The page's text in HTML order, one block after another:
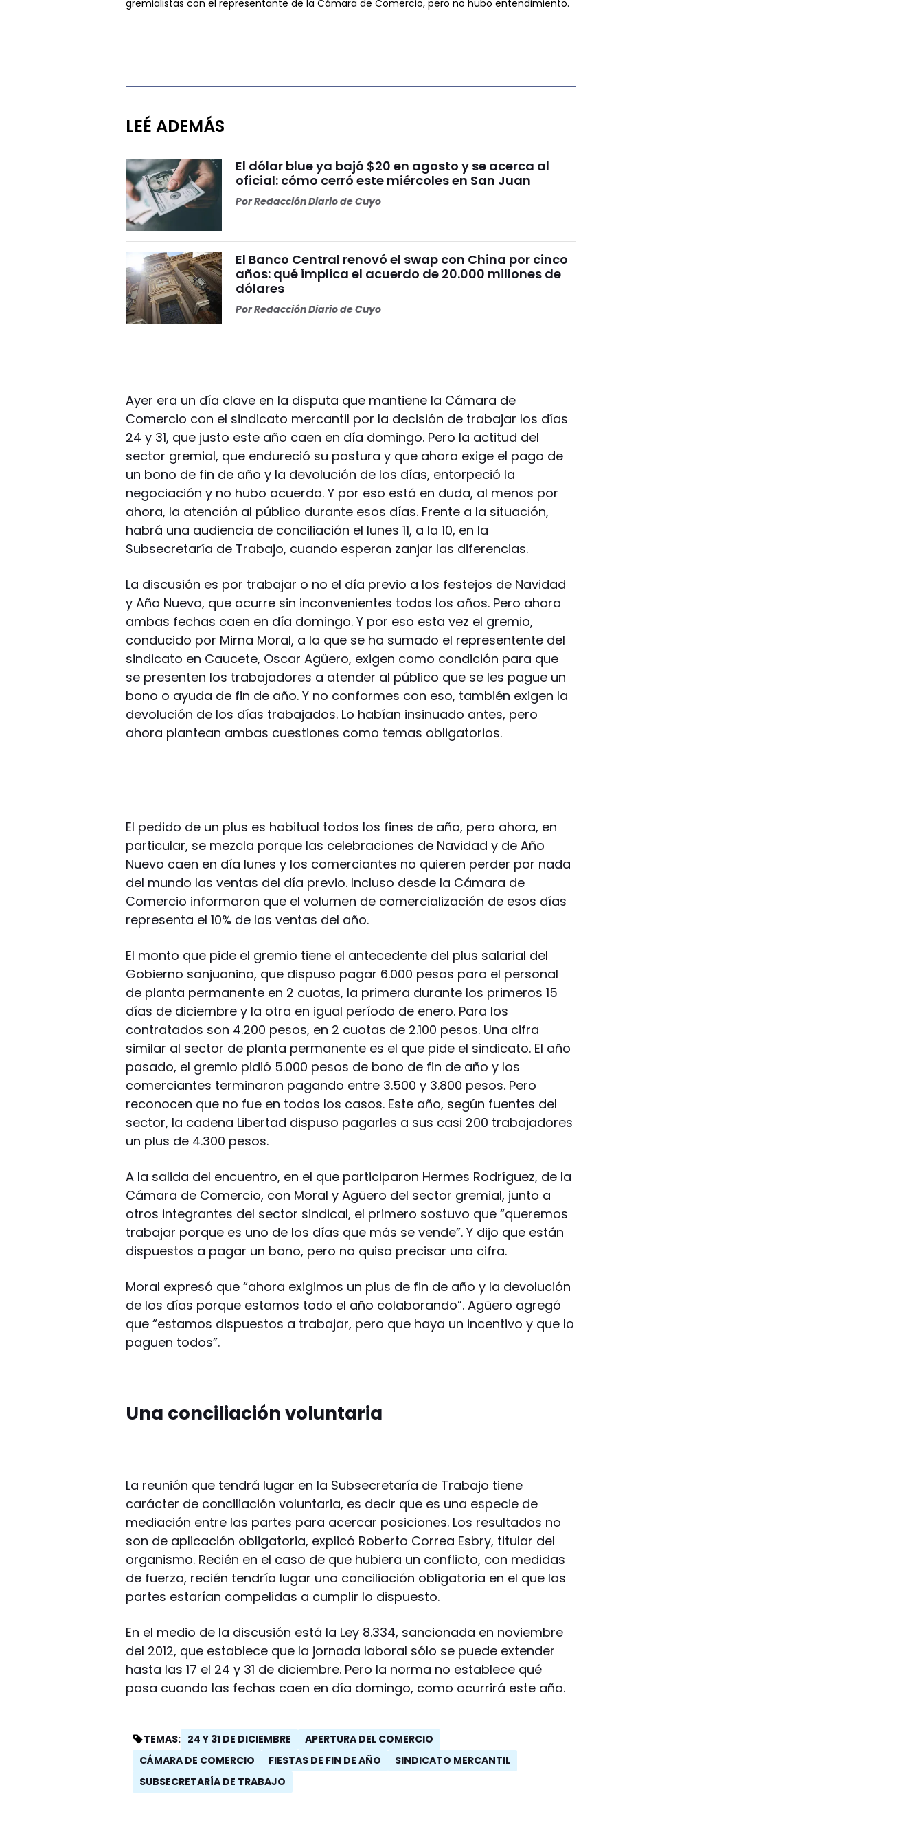
gremialistas con el representante de la Cámara de Comercio, pero no hubo entendimiento.
LEÉ ADEMÁS
El dólar blue ya bajó $20 en agosto y se acerca al
oficial: cómo cerró este miércoles en San Juan
PorRedacción Diario de Cuyo
El Banco Central renovó el swap con China por cinco
años: qué implica el acuerdo de 20.000 millones de
dólares
PorRedacción Diario de Cuyo
Ayer era un día clave en la disputa que mantiene la Cámara de
Comercio con el sindicato mercantil por la decisión de trabajar los días
24 y 31, que justo este año caen en día domingo. Pero la actitud del
sector gremial, que endureció su postura y que ahora exige el pago de
un bono de fin de año y la devolución de los días, entorpeció la
negociación y no hubo acuerdo. Y por eso está en duda, al menos por
ahora, la atención al público durante esos días. Frente a la situación,
habrá una audiencia de conciliación el lunes 11, a la 10, en la
Subsecretaría de Trabajo, cuando esperan zanjar las diferencias.
La discusión es por trabajar o no el día previo a los festejos de Navidad
y Año Nuevo, que ocurre sin inconvenientes todos los años. Pero ahora
ambas fechas caen en día domingo. Y por eso esta vez el gremio,
conducido por Mirna Moral, a la que se ha sumado el representente del
sindicato en Caucete, Oscar Agüero, exigen como condición para que
se presenten los trabajadores a atender al público que se les pague un
bono o ayuda de fin de año. Y no conformes con eso, también exigen la
devolución de los días trabajados. Lo habían insinuado antes, pero
ahora plantean ambas cuestiones como temas obligatorios.
El pedido de un plus es habitual todos los fines de año, pero ahora, en
particular, se mezcla porque las celebraciones de Navidad y de Año
Nuevo caen en día lunes y los comerciantes no quieren perder por nada
del mundo las ventas del día previo. Incluso desde la Cámara de
Comercio informaron que el volumen de comercialización de esos días
representa el 10% de las ventas del año.
El monto que pide el gremio tiene el antecedente del plus salarial del
Gobierno sanjuanino, que dispuso pagar 6.000 pesos para el personal
de planta permanente en 2 cuotas, la primera durante los primeros 15
días de diciembre y la otra en igual período de enero. Para los
contratados son 4.200 pesos, en 2 cuotas de 2.100 pesos. Una cifra
similar al sector de planta permanente es el que pide el sindicato. El año
pasado, el gremio pidió 5.000 pesos de bono de fin de año y los
comerciantes terminaron pagando entre 3.500 y 3.800 pesos. Pero
reconocen que no fue en todos los casos. Este año, según fuentes del
sector, la cadena Libertad dispuso pagarles a sus casi 200 trabajadores
un plus de 4.300 pesos.
A la salida del encuentro, en el que participaron Hermes Rodríguez, de la
Cámara de Comercio, con Moral y Agüero del sector gremial, junto a
otros integrantes del sector sindical, el primero sostuvo que “queremos
trabajar porque es uno de los días que más se vende”. Y dijo que están
dispuestos a pagar un bono, pero no quiso precisar una cifra.
Moral expresó que “ahora exigimos un plus de fin de año y la devolución
de los días porque estamos todo el año colaborando”. Agüero agregó
que “estamos dispuestos a trabajar, pero que haya un incentivo y que lo
paguen todos”.
Una conciliación voluntaria
La reunión que tendrá lugar en la Subsecretaría de Trabajo tiene
carácter de conciliación voluntaria, es decir que es una especie de
mediación entre las partes para acercar posiciones. Los resultados no
son de aplicación obligatoria, explicó Roberto Correa Esbry, titular del
organismo. Recién en el caso de que hubiera un conflicto, con medidas
de fuerza, recién tendría lugar una conciliación obligatoria en el que las
partes estarían compelidas a cumplir lo dispuesto.
En el medio de la discusión está la Ley 8.334, sancionada en noviembre
del 2012, que establece que la jornada laboral sólo se puede extender
hasta las 17 el 24 y 31 de diciembre. Pero la norma no establece qué
pasa cuando las fechas caen en día domingo, como ocurrirá este año.
TEMAS: 24 Y 31 DE DICIEMBRE
APERTURA DEL COMERCIO
CÁMARA DE COMERCIO
FIESTAS DE FIN DE AÑO
SINDICATO MERCANTIL
SUBSECRETARÍA DE TRABAJO